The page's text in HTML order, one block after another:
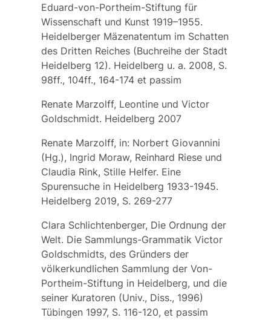
Eduard-von-Portheim-Stiftung für
Wissenschaft und Kunst 1919–1955.
Heidelberger Mäzenatentum im Schatten
des Dritten Reiches (Buchreihe der Stadt
Heidelberg 12). Heidelberg u. a. 2008, S.
98ff., 104ff., 164-174 et passim
Renate Marzolff, Leontine und Victor
Goldschmidt. Heidelberg 2007
Renate Marzolff, in: Norbert Giovannini
(Hg.), Ingrid Moraw, Reinhard Riese und
Claudia Rink, Stille Helfer. Eine
Spurensuche in Heidelberg 1933-1945.
Heidelberg 2019, S. 269-277
Clara Schlichtenberger, Die Ordnung der
Welt. Die Sammlungs-Grammatik Victor
Goldschmidts, des Gründers der
völkerkundlichen Sammlung der Von-
Portheim-Stiftung in Heidelberg, und die
seiner Kuratoren (Univ., Diss., 1996)
Tübingen 1997, S. 116-120, et passim